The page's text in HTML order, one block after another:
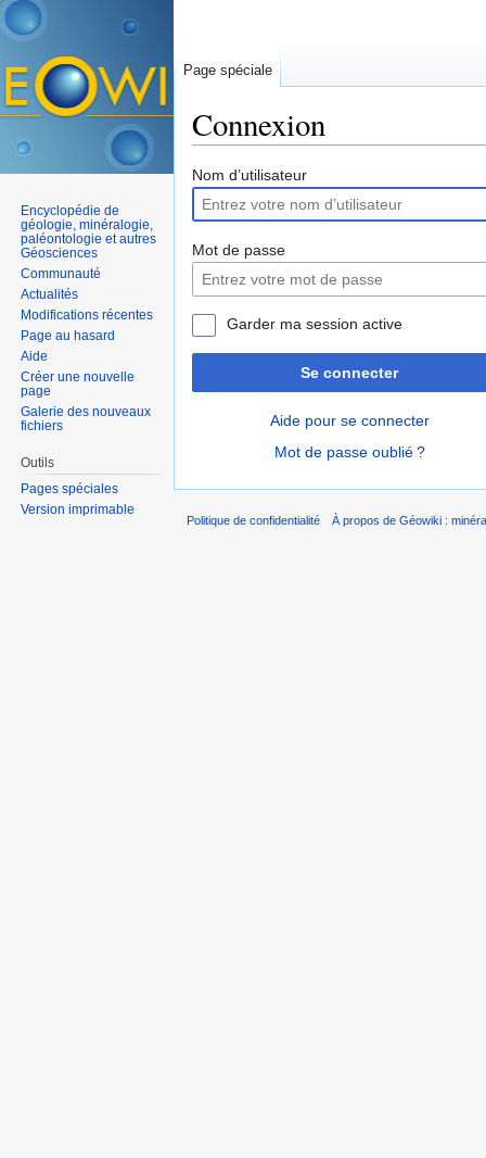
Connexion
Nom d’utilisateur
Mot de passe
Garder ma session active
Se connecter
Aide pour se connecter
Mot de passe oublié ?
Page spéciale
Encyclopédie de
géologie, minéralogie,
paléontologie et autres
Géosciences
Communauté
Actualités
Modifications récentes
Page au hasard
Aide
Créer une nouvelle
page
Galerie des nouveaux
fichiers
Outils
Pages spéciales
Version imprimable
Politique de confidentialité À propos de Géowiki :